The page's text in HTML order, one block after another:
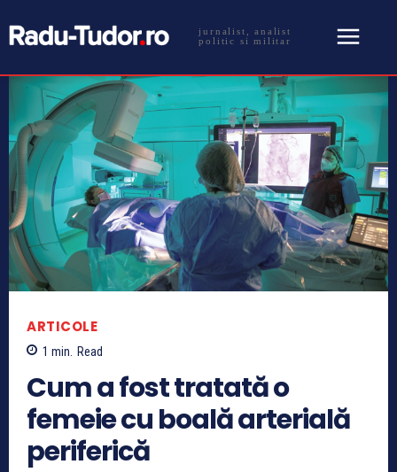
jurnalist, analist
politic si militar
ARTICOLE
1 min. Read
Cum a fost tratată o
femeie cu boală arterială
periferică